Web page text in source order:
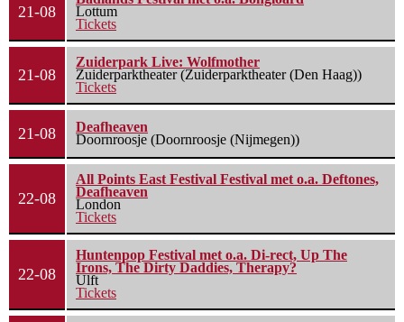
21-08
Lottum
Tickets
21-08
Zuiderpark Live: Wolfmother
Zuiderparktheater (Zuiderparktheater (Den Haag))
Tickets
21-08
Deafheaven
Doornroosje (Doornroosje (Nijmegen))
22-08
All Points East Festival Festival met o.a. Deftones,
Deafheaven
London
Tickets
22-08
Huntenpop Festival met o.a. Di-rect, Up The
Irons, The Dirty Daddies, Therapy?
Ulft
Tickets